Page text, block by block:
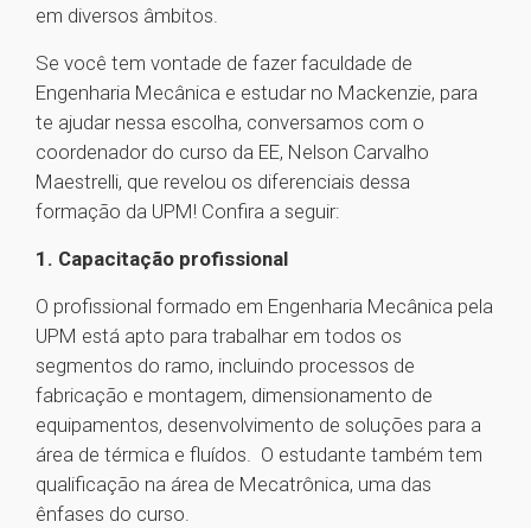
em diversos âmbitos.
Se você tem vontade de fazer faculdade de
Engenharia Mecânica e estudar no Mackenzie, para
te ajudar nessa escolha, conversamos com o
coordenador do curso da EE, Nelson Carvalho
Maestrelli, que revelou os diferenciais dessa
formação da UPM! Confira a seguir:
1. Capacitação profissional
O profissional formado em Engenharia Mecânica pela
UPM está apto para trabalhar em todos os
segmentos do ramo, incluindo processos de
fabricação e montagem, dimensionamento de
equipamentos, desenvolvimento de soluções para a
área de térmica e fluídos. O estudante também tem
qualificação na área de Mecatrônica, uma das
ênfases do curso.